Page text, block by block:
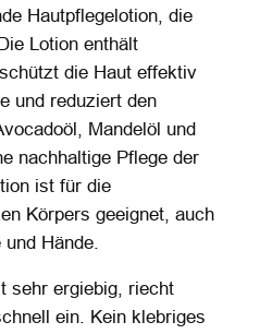
Hautpflegelotion, die
Lotion enthält
die Haut effektiv
und reduziert den
Mandelöl und
nachhaltige Pflege der
ist für die
Körpers geeignet, auch
Hände.
sehr ergiebig, riecht
ein. Kein klebriges